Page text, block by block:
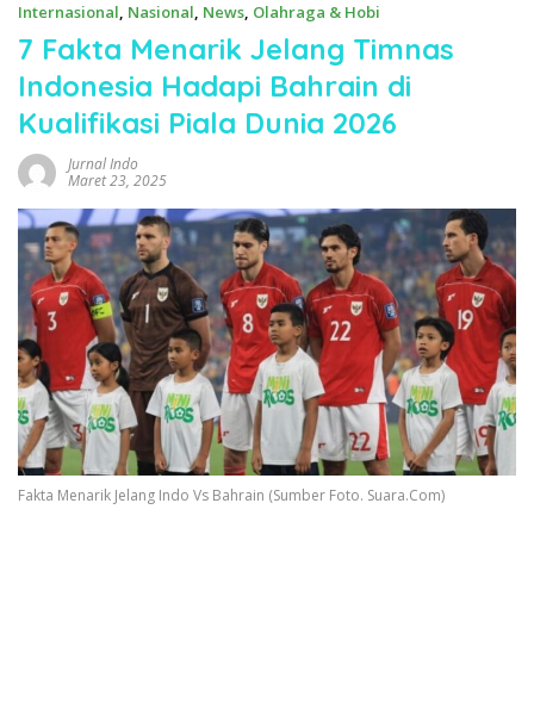
Internasional, Nasional, News, Olahraga & Hobi
7 Fakta Menarik Jelang Timnas
Indonesia Hadapi Bahrain di
Kualifikasi Piala Dunia 2026
Jurnal Indo
Maret 23, 2025
Fakta Menarik Jelang Indo Vs Bahrain (Sumber Foto. Suara.Com)